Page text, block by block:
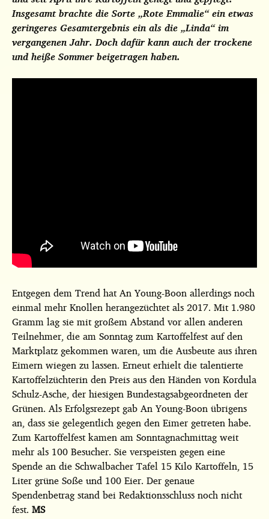
Insgesamt brachte die Sorte „Rote Emmalie“ ein etwas
geringeres Gesamtergebnis ein als die „Linda“ im
vergangenen Jahr. Doch dafür kann auch der trockene
und heiße Sommer beigetragen haben.
Entgegen dem Trend hat An Young-Boon allerdings noch
einmal mehr Knollen herangezüchtet als 2017. Mit 1.980
Gramm lag sie mit großem Abstand vor allen anderen
Teilnehmer, die am Sonntag zum Kartoffelfest auf den
Marktplatz gekommen waren, um die Ausbeute aus ihren
Eimern wiegen zu lassen. Erneut erhielt die talentierte
Kartoffelzüchterin den Preis aus den Händen von Kordula
Schulz-Asche, der hiesigen Bundestagsabgeordneten der
Grünen. Als Erfolgsrezept gab An Young-Boon übrigens
an, dass sie gelegentlich gegen den Eimer getreten habe.
Zum Kartoffelfest kamen am Sonntagnachmittag weit
mehr als 100 Besucher. Sie verspeisten gegen eine
Spende an die Schwalbacher Tafel 15 Kilo Kartoffeln, 15
Liter grüne Soße und 100 Eier. Der genaue
Spendenbetrag stand bei Redaktionsschluss noch nicht
fest. MS